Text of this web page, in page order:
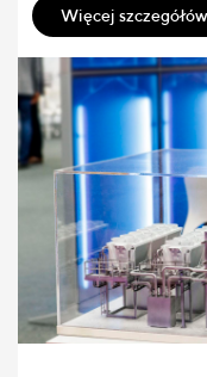
Więcej szczegółów